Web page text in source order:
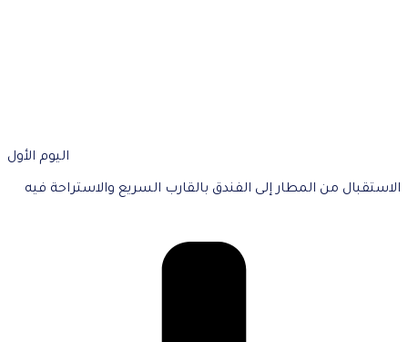
اليوم الأول
الاستقبال من المطار إلى الفندق بالقارب السريع والاستراحة فيه